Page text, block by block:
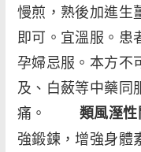
慢煎，熟後加進生
即可。宜溫服。患
孕婦忌服。本方不
及、白蘞等中藥
痛。 類風溼
強鍛鍊，增強